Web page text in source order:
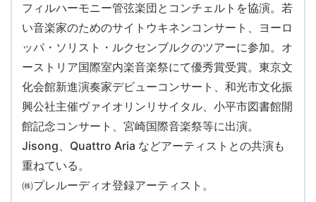
フィルハーモニー管弦楽団とコンチェルトを協演。若
い音楽家のためのサイトウキネンコンサート、ヨーロ
ッパ・ソリスト・ルクセンブルクのツアーに参加。オ
ーストリア国際室内楽音楽祭にて優秀賞受賞。東京文
化会館新進演奏家デビューコンサート、和光市文化振
興公社主催ヴァイオリンリサイタル、小平市図書館開
館記念コンサート、宮崎国際音楽祭等に出演。
Jisong、Quattro Aria などアーティストとの共演も
重ねている。
㈱プレルーディオ登録アーティスト。